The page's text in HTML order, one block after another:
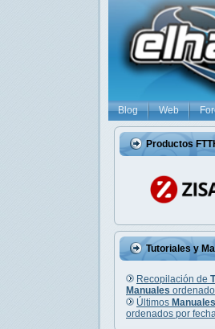
Blog Web
Productos
Tutoriales y
Recopilación de
Manuales
Últimos Manuales
ordenados por fecha